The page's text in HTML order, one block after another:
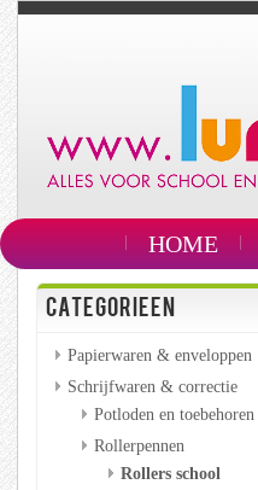
HOME
CATEGORIEEN
Papierwaren & enveloppen
Schrijfwaren & correctie
Potloden en toebehoren
Rollerpennen
Rollers school